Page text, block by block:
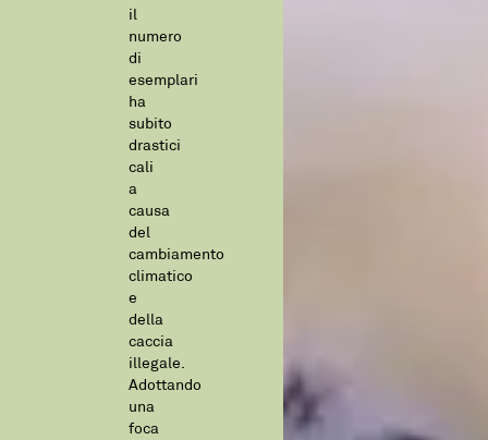
il
numero
di
esemplari
ha
subito
drastici
cali
a
causa
del
cambiamento
climatico
e
della
caccia
illegale.
Adottando
una
foca